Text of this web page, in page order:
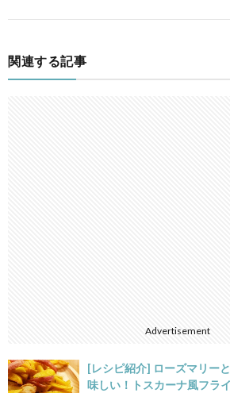
関連する記事
Advertisement
[レシピ紹介] ローズマリー
味しい！トスカーナ風フラ